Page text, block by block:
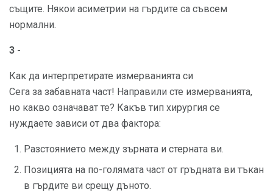
същите. Някои асиметрии на гърдите са съвсем
нормални.
3 -
Как да интерпретирате измерванията си
Сега за забавната част! Направили сте измерванията,
но какво означават те? Какъв тип хирургия се
нуждаете зависи от два фактора:
Разстоянието между зърната и стерната ви.
Позицията на по-голямата част от гръдната ви тъкан
в гърдите ви срещу дъното.